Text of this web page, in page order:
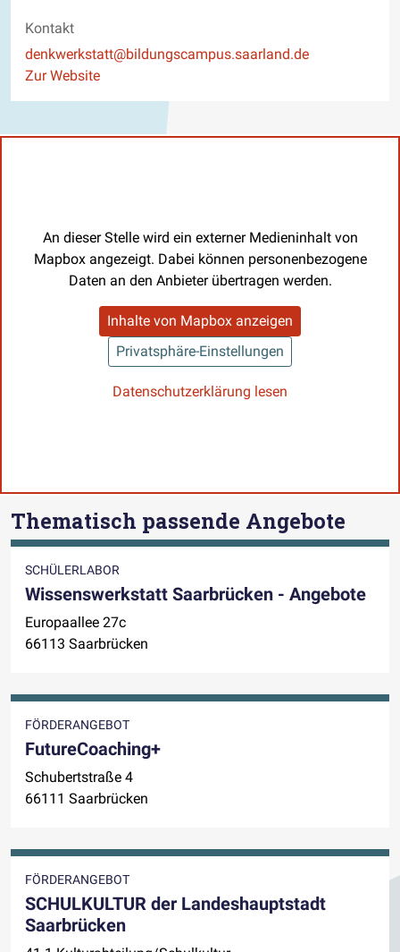
Kontakt
E-Mail
denkwerkstatt@bildungscampus.saarland.de
Website
Zur Website
An dieser Stelle wird ein externer Medieninhalt von
Mapbox angezeigt. Dabei können personenbezogene
Daten an den Anbieter übertragen werden.
Inhalte von Mapbox anzeigen
Privatsphäre-Einstellungen
Datenschutzerklärung lesen
Thematisch passende Angebote
SCHÜLERLABOR
Wissenswerkstatt Saarbrücken - Angebote
Europaallee 27c
66113 Saarbrücken
FÖRDERANGEBOT
FutureCoaching+
Schubertstraße 4
66111 Saarbrücken
FÖRDERANGEBOT
SCHULKULTUR der Landeshauptstadt
Saarbrücken